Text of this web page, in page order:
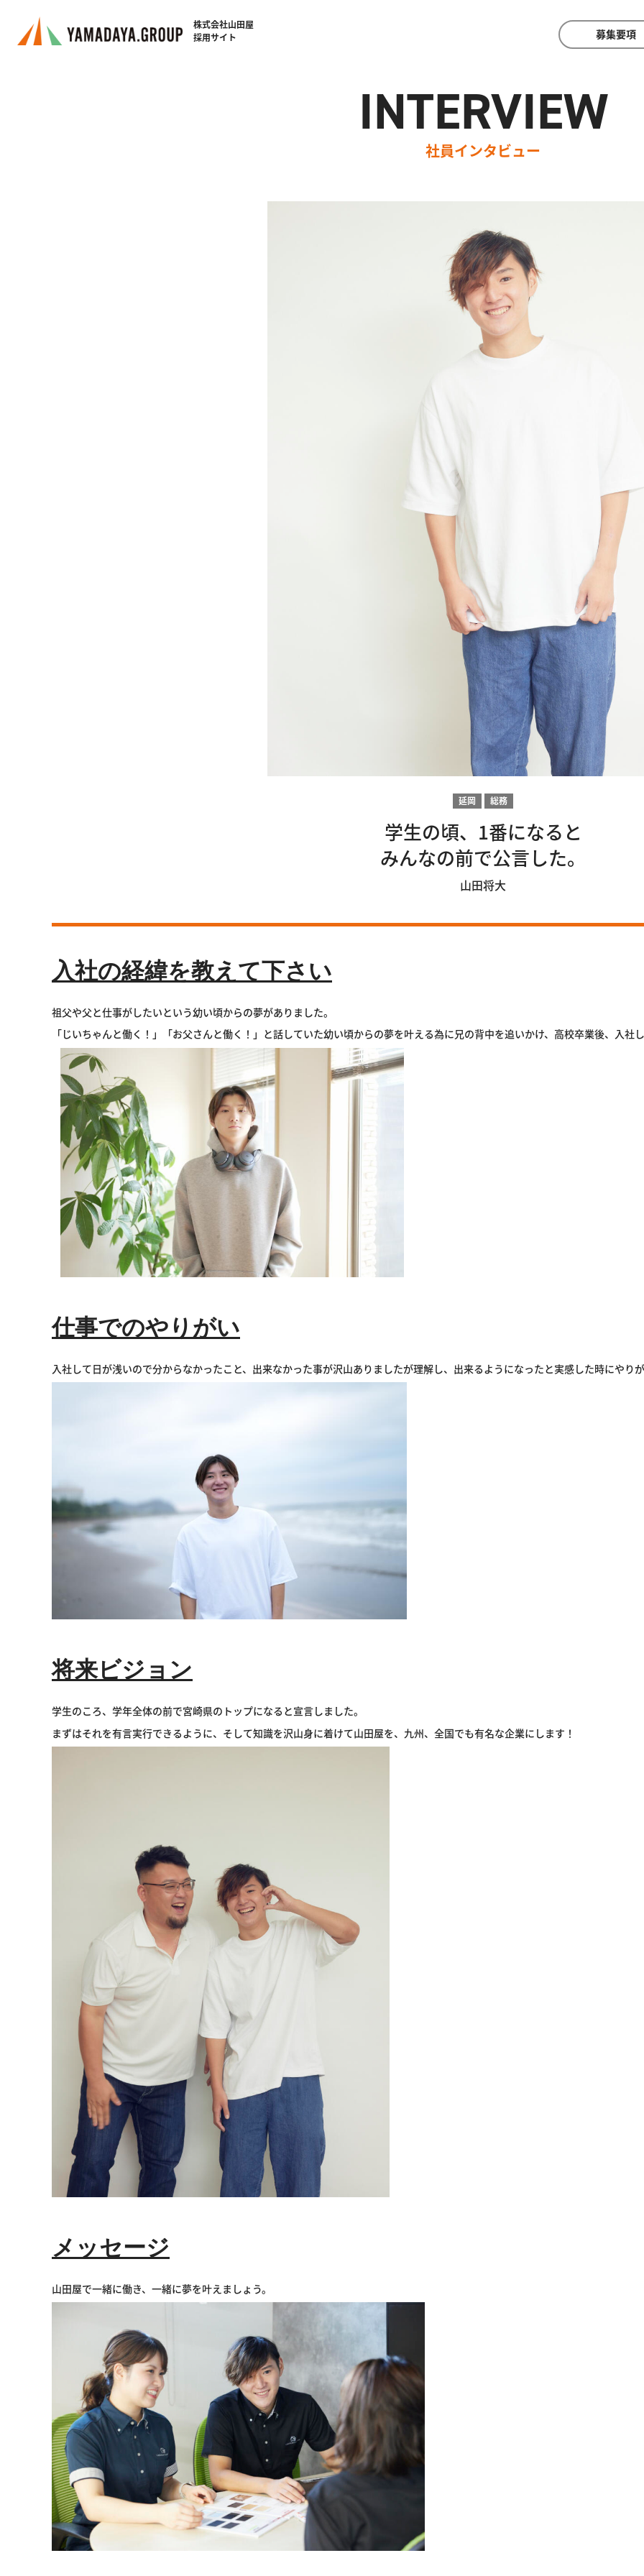
株式会社山田屋
採用サイト
募集要項
社員インタビュー
INTERVIEW
延岡 総務
学生の頃、1番になると
みんなの前で公言した。
山田将大
入社の経緯を教えて下さい
祖父や父と仕事がしたいという幼い頃からの夢がありました。
「じいちゃんと働く！」「お父さんと働く！」と話していた幼い頃からの夢を叶える為に兄の背中を追いかけ、高校卒業後、入社し
仕事でのやりがい
入社して日が浅いので分からなかったこと、出来なかった事が沢山ありましたが理解し、出来るようになったと実感した時にやりが
将来ビジョン
学生のころ、学年全体の前で宮崎県のトップになると宣言しました。
まずはそれを有言実行できるように、そして知識を沢山身に着けて山田屋を、九州、全国でも有名な企業にします！
メッセージ
山田屋で一緒に働き、一緒に夢を叶えましょう。